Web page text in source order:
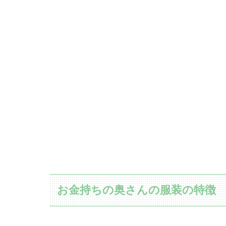
お金持ちの奥さんの服装の特徴